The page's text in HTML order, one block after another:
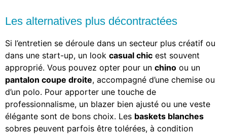
Les alternatives plus décontractées
Si l’entretien se déroule dans un secteur plus créatif ou
dans une start-up, un look casual chic est souvent
approprié. Vous pouvez opter pour un chino ou un
pantalon coupe droite, accompagné d’une chemise ou
d’un polo. Pour apporter une touche de
professionnalisme, un blazer bien ajusté ou une veste
élégante sont de bons choix. Les baskets blanches
sobres peuvent parfois être tolérées, à condition